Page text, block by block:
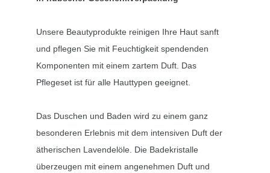
Unsere Beautyprodukte reinigen Ihre Haut sanft
und pflegen Sie mit Feuchtigkeit spendenden
Komponenten mit einem zartem Duft. Das
Pflegeset ist für alle Hauttypen geeignet.
Das Duschen und Baden wird zu einem ganz
besonderen Erlebnis mit dem intensiven Duft der
ätherischen Lavendelöle. Die Badekristalle
überzeugen mit einem angenehmen Duft und